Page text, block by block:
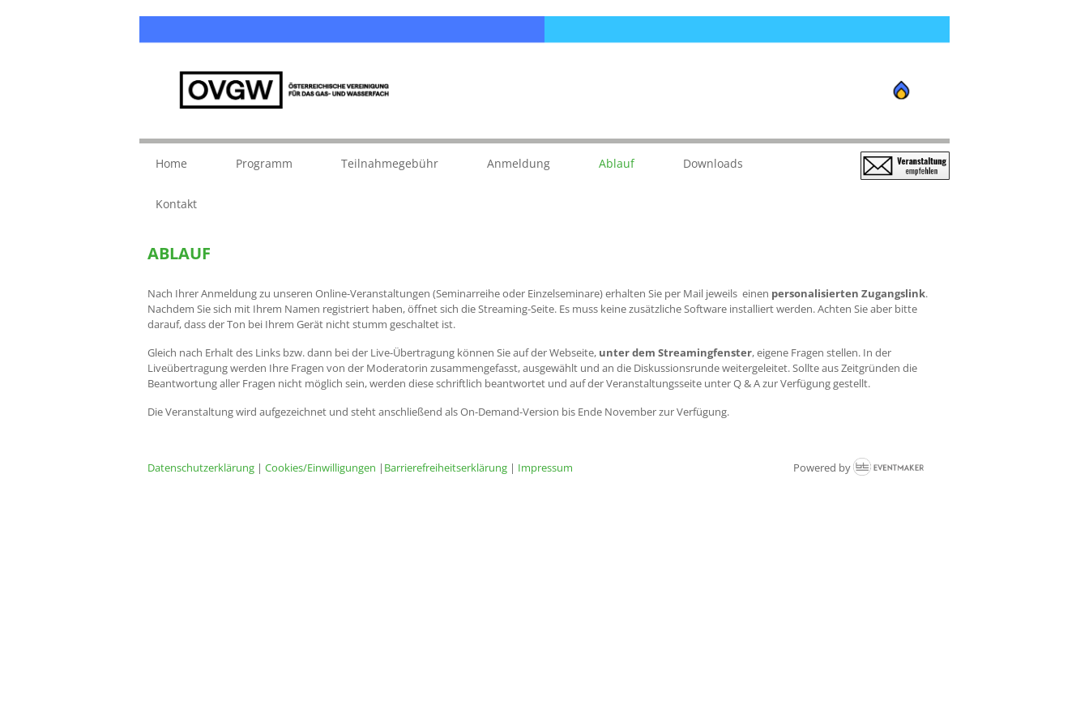
Home Programm Teilnahmegebühr Anmeldung Ablauf Downloads
Kontakt
ABLAUF
Nach Ihrer Anmeldung zu unseren Online-Veranstaltungen (Seminarreihe oder Einzelseminare) erhalten Sie per Mail jeweils einen personalisierten Zugangslink.
Nachdem Sie sich mit Ihrem Namen registriert haben, öffnet sich die Streaming-Seite. Es muss keine zusätzliche Software installiert werden. Achten Sie aber bitte
darauf, dass der Ton bei Ihrem Gerät nicht stumm geschaltet ist.
Gleich nach Erhalt des Links bzw. dann bei der Live-Übertragung können Sie auf der Webseite, unter dem Streamingfenster, eigene Fragen stellen. In der
Liveübertragung werden Ihre Fragen von der Moderatorin zusammengefasst, ausgewählt und an die Diskussionsrunde weitergeleitet. Sollte aus Zeitgründen die
Beantwortung aller Fragen nicht möglich sein, werden diese schriftlich beantwortet und auf der Veranstaltungsseite unter Q & A zur Verfügung gestellt.
Die Veranstaltung wird aufgezeichnet und steht anschließend als On-Demand-Version bis Ende November zur Verfügung.
Datenschutzerklärung | Cookies/Einwilligungen | Barrierefreiheitserklärung | Impressum Powered by